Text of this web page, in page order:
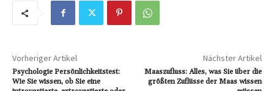
Vorheriger Artikel
Psychologie Persönlichkeitstest:
Wie Sie wissen, ob Sie eine
Nächster Artikel
Maaszufluss: Alles, was Sie über die
größten Zuflüsse der Maas wissen